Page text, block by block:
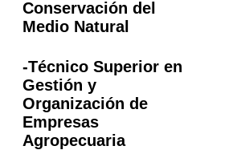
Conservación del
Medio Natural
-Técnico Superior en
Gestión y
Organización de
Empresas
Agropecuaria